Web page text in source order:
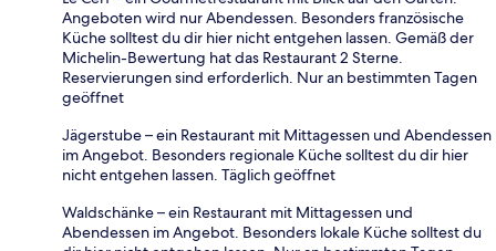
Angeboten wird nur Abendessen. Besonders französische
Küche solltest du dir hier nicht entgehen lassen. Gemäß der
Michelin-Bewertung hat das Restaurant 2 Sterne.
Reservierungen sind erforderlich. Nur an bestimmten Tagen
geöffnet
Jägerstube – ein Restaurant mit Mittagessen und Abendessen
im Angebot. Besonders regionale Küche solltest du dir hier
nicht entgehen lassen. Täglich geöffnet
Waldschänke – ein Restaurant mit Mittagessen und
Abendessen im Angebot. Besonders lokale Küche solltest du